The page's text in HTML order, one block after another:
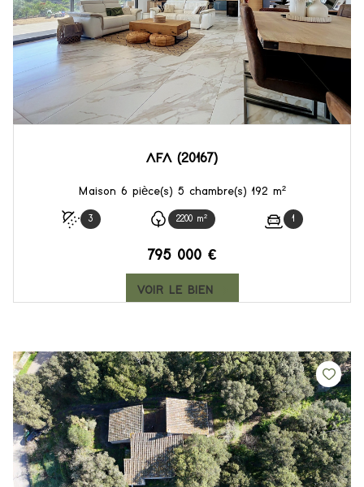
AFA (20167)
Maison 6 pièce(s) 5 chambre(s) 192 m²
3 2200 m² 1
795 000 €
VOIR LE BIEN